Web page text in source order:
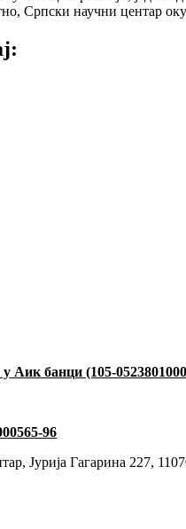
Српски научни центар
Аик банци (105-
96
Јурија Гагарина 227,